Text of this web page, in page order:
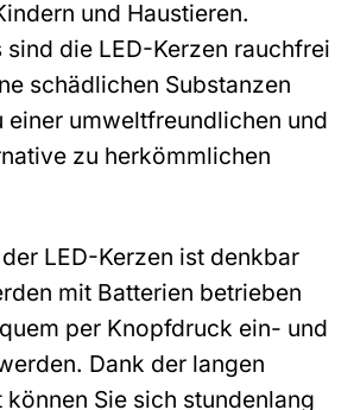
und Haustieren.
sind die LED-Kerzen rauchfrei
schädlichen Substanzen
einer umweltfreundlichen und
zu herkömmlichen
LED-Kerzen ist denkbar
mit Batterien betrieben
per Knopfdruck ein- und
Dank der langen
Sie sich stundenlang